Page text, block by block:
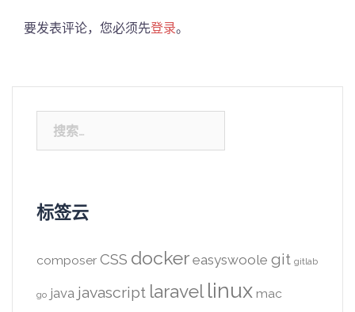
要发表评论，您必须先登录。
索：
标签云
composer CSS docker easyswoole git gitlab
go java javascript laravel linux mac